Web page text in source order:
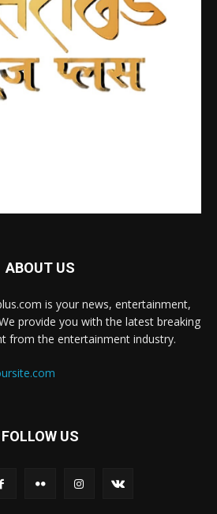
ABOUT US
is your news, entertainment,
provide you with the latest breaking
from the entertainment industry.
FOLLOW US